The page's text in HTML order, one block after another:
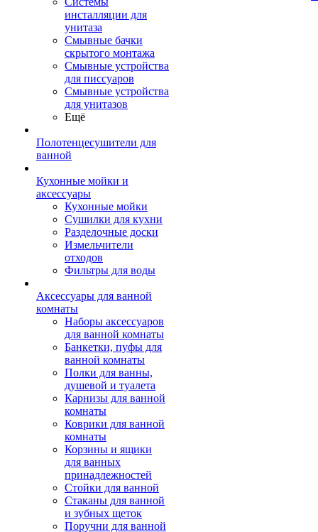
инсталляции для
унитаза
Смывные бачки
скрытого монтажа
Смывные устройства
для писсуаров
Смывные устройства
для унитазов
Ещё
Полотенцесушители для
ванной
Кухонные мойки и
аксессуары
Кухонные мойки
Сушилки для кухни
Разделочные доски
Измельчители
отходов
Фильтры для воды
Аксессуары для ванной
комнаты
Наборы аксессуаров
для ванной комнаты
Банкетки, пуфы для
ванной комнаты
Полки для ванны,
душевой и туалета
Карнизы для ванной
комнаты
Коврики для ванной
комнаты
Корзины и ящики
для ванных
принадлежностей
Стойки для ванной
Стаканы для ванной
и зубных щеток
Поручни для ванной